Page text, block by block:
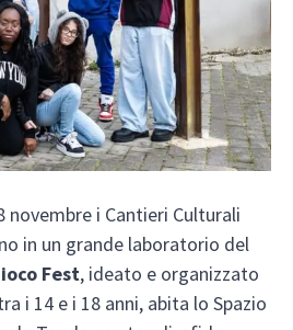
novembre i Cantieri Culturali
in un grande laboratorio del
Fest, ideato e organizzato
i 14 e i 18 anni, abita lo Spazio